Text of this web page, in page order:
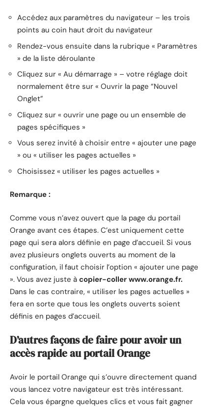
Accédez aux paramètres du navigateur – les trois
points au coin haut droit du navigateur
Rendez-vous ensuite dans la rubrique « Paramètres
» de la liste déroulante
Cliquez sur « Au démarrage » – votre réglage doit
normalement être sur « Ouvrir la page “Nouvel
Onglet”
Cliquez sur « ouvrir une page ou un ensemble de
pages spécifiques »
Vous serez invité à choisir entre « ajouter une page
» ou « utiliser les pages actuelles »
Choisissez « utiliser les pages actuelles »
Remarque :
Comme vous n’avez ouvert que la page du portail
Orange avant ces étapes. C’est uniquement cette
page qui sera alors définie en page d’accueil. Si vous
avez plusieurs onglets ouverts au moment de la
configuration, il faut choisir l’option « ajouter une page
». Vous avez juste à copier-coller www.orange.fr.
Dans le cas contraire, « utiliser les pages actuelles »
fera en sorte que tous les onglets ouverts soient
définis en pages d’accueil.
D’autres façons de faire pour avoir un
accès rapide au portail Orange
Avoir le portail Orange qui s’ouvre directement quand
vous lancez votre navigateur est très intéressant.
Cela vous épargne quelques clics et vous fait gagner